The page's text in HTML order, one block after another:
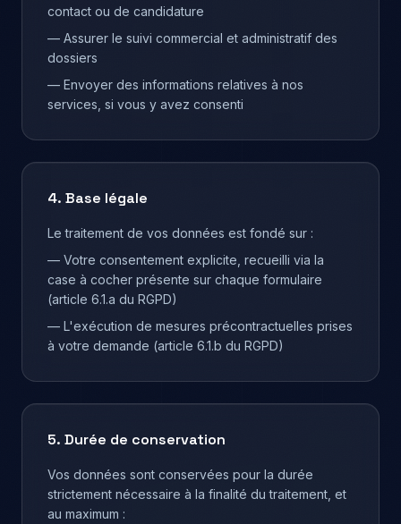
contact ou de candidature
— Assurer le suivi commercial et administratif des
dossiers
— Envoyer des informations relatives à nos
services, si vous y avez consenti
4. Base légale
Le traitement de vos données est fondé sur :
— Votre consentement explicite, recueilli via la
case à cocher présente sur chaque formulaire
(article 6.1.a du RGPD)
— L'exécution de mesures précontractuelles prises
à votre demande (article 6.1.b du RGPD)
5. Durée de conservation
Vos données sont conservées pour la durée
strictement nécessaire à la finalité du traitement, et
au maximum :